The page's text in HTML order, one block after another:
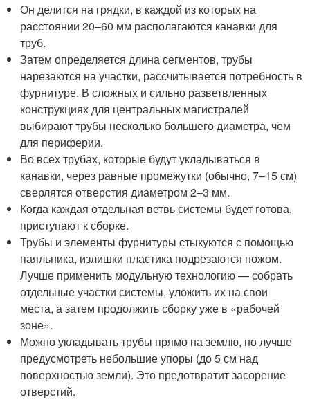
Он делится на грядки, в каждой из которых на
расстоянии 20–60 мм располагаются канавки для
труб.
Затем определяется длина сегментов, трубы
нарезаются на участки, рассчитывается потребность в
фурнитуре. В сложных и сильно разветвленных
конструкциях для центральных магистралей
выбирают трубы несколько большего диаметра, чем
для периферии.
Во всех трубах, которые будут укладываться в
канавки, через равные промежутки (обычно, 7–15 см)
сверлятся отверстия диаметром 2–3 мм.
Когда каждая отдельная ветвь системы будет готова,
приступают к сборке.
Трубы и элементы фурнитуры стыкуются с помощью
паяльника, излишки пластика подрезаются ножом.
Лучше применить модульную технологию — собрать
отдельные участки системы, уложить их на свои
места, а затем продолжить сборку уже в «рабочей
зоне».
Можно укладывать трубы прямо на землю, но лучше
предусмотреть небольшие упоры (до 5 см над
поверхностью земли). Это предотвратит засорение
отверстий.